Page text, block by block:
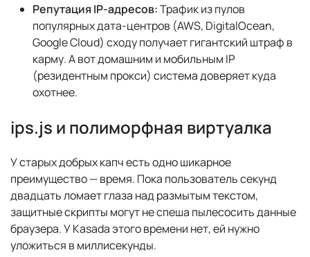
Репутация IP-адресов:Трафик из пулов
популярных дата-центров (AWS, DigitalOcean,
Google Cloud) сходу получает гигантский штраф в
карму. А вот домашним и мобильным IP
(резидентным прокси) система доверяет куда
охотнее.
ips.js и полиморфная виртуалка
У старых добрых капч есть одно шикарное
преимущество — время. Пока пользователь секунд
двадцать ломает глаза над размытым текстом,
защитные скрипты могут не спеша пылесосить данные
браузера. У Kasada этого времени нет, ей нужно
уложиться в миллисекунды.